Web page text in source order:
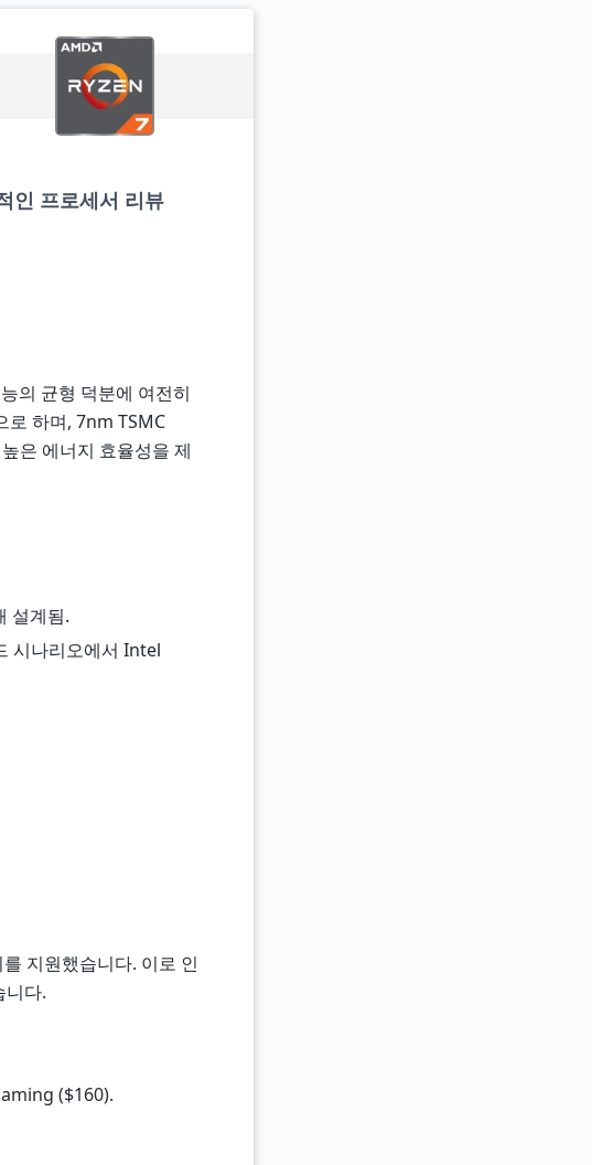
인 프로세서 리뷰
의 균형 덕분에 여전히
로 하며, 7nm TSMC
은 에너지 효율성을 제
설계됨.
시나리오에서 Intel
지원했습니다. 이로 인
니다.
($160).